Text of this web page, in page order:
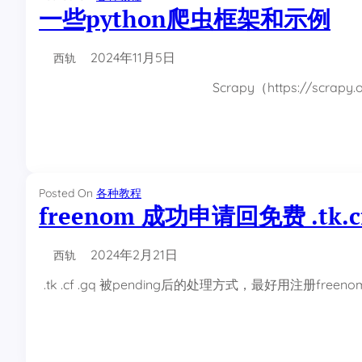
一些python爬虫框架和示例
西轨
2024年11月5日
Scrapy（https://
Posted On 各种教程
freenom 成功申请回免费
西轨
2024年2月21日
.tk .cf .gq 被pending后的处理方式，最好用注册